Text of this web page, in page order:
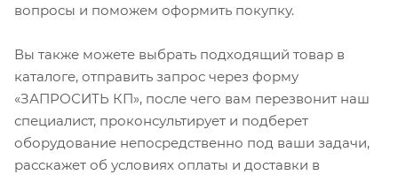
вопросы и поможем оформить покупку.
Вы также можете выбрать подходящий товар в
каталоге, отправить запрос через форму
«ЗАПРОСИТЬ КП», после чего вам перезвонит наш
специалист, проконсультирует и подберет
оборудование непосредственно под ваши задачи,
расскажет об условиях оплаты и доставки в